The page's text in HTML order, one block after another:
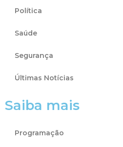
Política
Saúde
Segurança
Últimas Notícias
Saiba mais
Programação